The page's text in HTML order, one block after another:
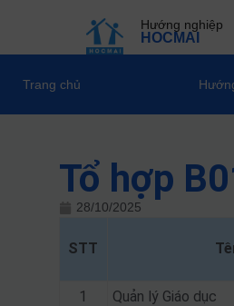
Hướng nghiệp
HOCMAI
Trang chủ
Tổ hợp
28/10/2025
STT
1
Quản lý Giáo dục